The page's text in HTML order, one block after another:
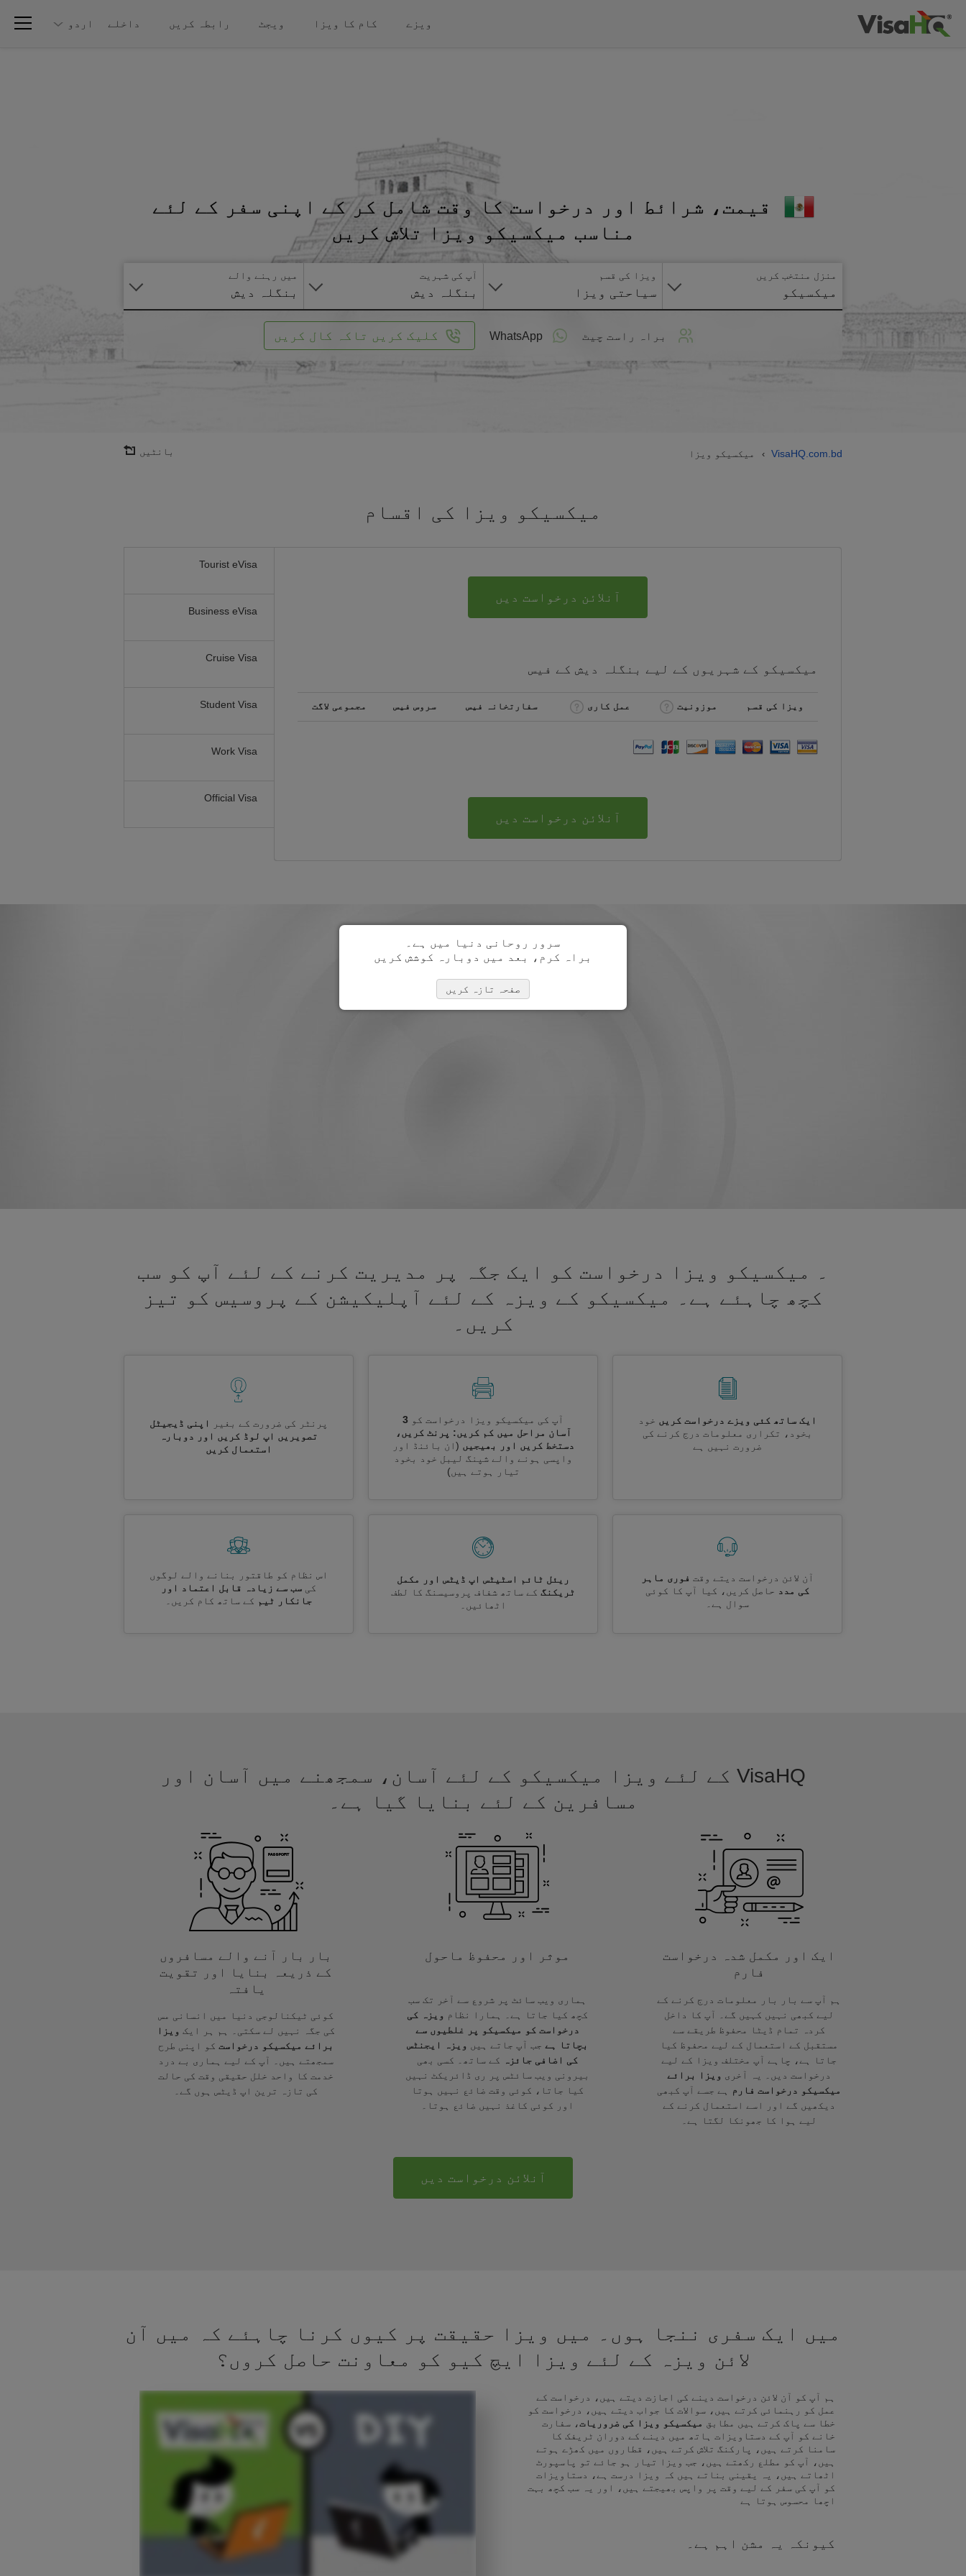
ویزے کام کا ویزا ویجٹ رابطہ کریں داخلے اردو
قیمت، شرائط اور درخواست کا وقت شامل کر کے اپنی سفر کے لئے
مناسب میکسیکو ویزا تلاش کریں
منزل منتخب کریں
میکسیکو
ویزا کی قسم
سیاحتی ویزا
آپ کی شہریت
بنگلہ دیش
میں رہنے والے
بنگلہ دیش
براہ راست چیٹ WhatsApp کلیک کریں تاکہ کال کریں
VisaHQ.com.bd
› میکسیکو ویزا بانٹیں
میکسیکو ویزا کی اقسام
Tourist eVisa
Business eVisa
Cruise Visa
Student Visa
Work Visa
Official Visa
آنلائن درخواست دیں
میکسیکو کے شہریوں کے لیے بنگلہ دیش کے فیس
ویزا کی قسم موزونیت عمل کاری سفارتخانہ فیس سروس فیس مجموعی لاگت
آنلائن درخواست دیں
۔ میکسیکو ویزا درخواست کو ایک جگہ پر مدیریت کرنے کے لئے آپ کو سب
کچھ چاہئے ہے۔ میکسیکو کے ویزہ کے لئے آپلیکیشن کے پروسیس کو تیز
کریں۔
ایک ساتھ کئی ویزے درخواست کریں خود
بخود، تکراری معلومات درج کرنے کی
ضرورت نہیں ہے
آپ کی میکسیکو ویزا درخواست کو 3
آسان مراحل میں کم کریں: پرنٹ کریں،
دستخط کریں اور بھیجیں (ان بائنڈ اور
واپسی ہونے والے شپنگ لیبل خود بخود
تیار ہوتے ہیں)
پرنٹر کی ضرورت کے بغیر
اپنی ڈیجیٹل
تصویریں اپ لوڈ کریں اور دوبارہ
استعمال کریں
آن لائن درخواست دیتے وقت فوری ماہر
کی مدد حاصل کریں، کیا آپ کا کوئی
سوال ہے۔
ریئل ٹائم اسٹیٹس اپ ڈیٹس اور مکمل
ٹریکنگ کے ساتھ شفاف پروسیسنگ کا لطف
اٹھائیں۔
اس نظام کو طاقتور بنانے والے لوگوں
کی سب سے زیادہ قابل اعتماد اور
جانکار ٹیم کے ساتھ کام کریں۔
VisaHQ کے لئے ویزا میکسیکو کے لئے آسان، سمجھنے میں آسان اور
مسافرین کے لئے بنایا گیا ہے۔
ایک اور مکمل شدہ درخواست
فارم
ہم آپ سے بار بار معلومات درج کرنے کے
لیے کبھی نہیں کہیں گے۔ آپ کا داخل
کردہ تمام ڈیٹا محفوظ طریقے سے
مستقبل کے استعمال کے لیے محفوظ کیا
جاتا ہے، چاہے آپ مختلف ویزا کے لیے
درخواست دیں۔ یہ آخری ویزا برائے
میکسیکو درخواست فارم
ہے جسے آپ کبھی
دیکھیں گے اور اسے استعمال کرنے کے
لیے ہوا کا جھونکا لگتا ہے۔
موثر اور محفوظ ماحول
ہماری ویب سائٹ پر شروع سے آخر تک سب
کچھ کیا جاتا ہے۔ ہمارا نظام ویزہ کی
درخواست کو میکسیکو پر غلطیوں سے
بچاتا ہے جب آپ جاتے ہیں
ویزہ ایجنٹس
کی اضافی جائزہ
کے ساتھ۔ کسی بھی
بیرونی ویب سائٹس پر ری ڈائریکٹ نہیں
کیا جاتا، کوئی وقت ضائع نہیں ہوتا
اور کوئی کاغذ نہیں ضائع ہوتا۔
بار بار آنے والے مسافروں
کے ذریعہ بنایا اور تقویت
یافتہ
کوئی ٹیکنالوجی دنیا میں انسانی مس
کی جگہ نہیں لے سکتی۔ ہم ہر ایک ویزا
برائے میکسیکو درخواست کو اپنی طرح
سمجھتے ہیں۔ آپ کے لیے ہماری بے درد
خدمت کا واحد خلل حقیقی وقت کی حالت
کی تازہ ترین اپ ڈیٹس ہوں گے۔
آنلائن درخواست دیں
میں ایک سفری ننجا ہوں۔ میں ویزا حقیقت پر کیوں کرنا چاہئے کہ میں آن
لائن ویزہ کے لئے ویزا ایچ کیو کو معاونت حاصل کروں؟
ہم آپ کو آن لائن درخواست دینے کی اجازت دیتے ہیں، درخواست کے
عمل کو رہنمائی کرتے ہیں، سوالات کا جواب دیتے ہیں، درخواست کو
خطا سے پاک کرتے ہیں مطابق
میکسیکو ویزا کی ضروریات، سفارت
خانے کو آپ کے دستاویزات ہاتھ میں دینے کے دوران ٹریفک کا
سامنا کرتے ہیں، پارکنگ تلاش کرتے ہیں، قطاروں میں کھڑے ہوتے
ہیں، آپ کو مطلع رکھتے ہیں، جب ویزا تیار ہو جائے تو پاسپورٹ
اٹھاتے ہیں، یہ یقینی بناتے ہیں کہ ویزا درست ہے، دستاویزات
کو آپ کی سفر کے لیے وقت پر واپس بھیجتے ہیں، اور یہ سب کچھ بہت
اچھا محسوس ہوتا ہے
کیونکہ یہ مشن اہم ہے۔
سرور روحانی دنیا میں ہے۔
براہ کرم، بعد میں دوبارہ کوشش کریں
صفحہ تازہ کریں